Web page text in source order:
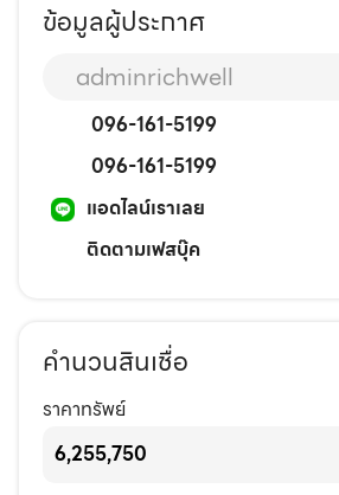
ข้อมูลผู้ประกาศ
adminrichwell
096-161-5199
096-161-5199
แอดไลน์เราเลย
ติดตามเฟสบุ๊ค
คำนวนสินเชื่อ
ราคาทรัพย์